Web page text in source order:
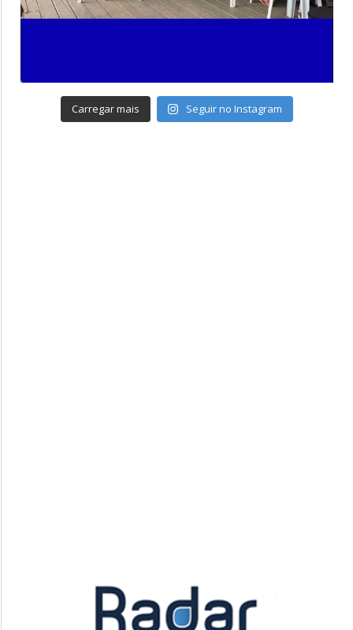
Carregar mais Seguir no Instagram